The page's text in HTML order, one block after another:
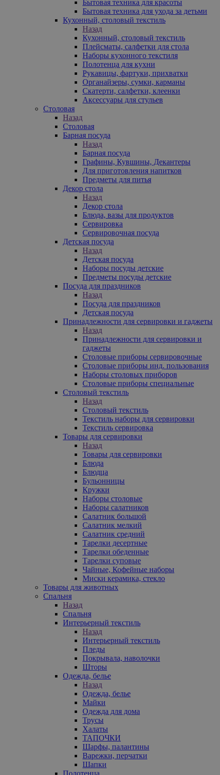
Бытовая техника для красоты
Бытовая техника для ухода за детьми
Кухонный, столовый текстиль
Назад
Кухонный, столовый текстиль
Плейсматы, салфетки для стола
Наборы кухонного текстиля
Полотенца для кухни
Рукавицы, фартуки, прихватки
Органайзеры, сумки, карманы
Скатерти, салфетки, клеенки
Аксессуары для стульев
Столовая
Назад
Столовая
Барная посуда
Назад
Барная посуда
Графины, Кувшины, Декантеры
Для приготовления напитков
Предметы для питья
Декор стола
Назад
Декор стола
Блюда, вазы для продуктов
Сервировка
Сервировочная посуда
Детская посуда
Назад
Детская посуда
Наборы посуды детские
Предметы посуды детские
Посуда для праздников
Назад
Посуда для праздников
Детская посуда
Принадлежности для сервировки и гаджеты
Назад
Принадлежности для сервировки и
гаджеты
Столовые приборы сервировочные
Столовые приборы инд. пользования
Наборы столовых приборов
Столовые приборы специальные
Столовый текстиль
Назад
Столовый текстиль
Текстиль наборы для сервировки
Текстиль сервировка
Товары для сервировки
Назад
Товары для сервировки
Блюда
Блюдца
Бульонницы
Кружки
Наборы столовые
Наборы салатников
Салатник большой
Салатник мелкий
Салатник средний
Тарелки десертные
Тарелки обеденные
Тарелки суповые
Чайные, Кофейные наборы
Миски керамика, стекло
Товары для животных
Спальня
Назад
Спальня
Интерьерный текстиль
Назад
Интерьерный текстиль
Пледы
Покрывала, наволочки
Шторы
Одежда, белье
Назад
Одежда, белье
Майки
Одежда для дома
Трусы
Халаты
ТАПОЧКИ
Шарфы, палантины
Варежки, перчатки
Шапки
Полотенца